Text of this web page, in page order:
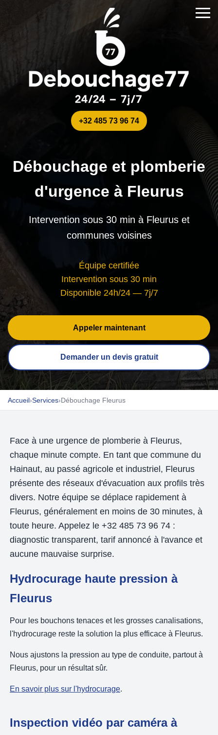
+32 485 73 96 74
Débouchage et plomberie
d'urgence à Fleurus
Intervention sous 30 min à Fleurus et
communes voisines
Équipe certifiée
Intervention sous 30 min
Disponible 24h/24 — 7j/7
Appeler maintenant
Demander un devis gratuit
Accueil›Services›Débouchage Fleurus
Face à une urgence de plomberie à Fleurus,
chaque minute compte. En tant que commune du
Hainaut, au passé agricole et industriel, Fleurus
présente des réseaux d'évacuation aux profils très
divers. Notre équipe se déplace rapidement à
Fleurus, généralement en moins de 30 minutes, à
toute heure. Appelez le +32 485 73 96 74 :
diagnostic transparent, tarif annoncé à l'avance et
aucune mauvaise surprise.
Hydrocurage haute pression à
Fleurus
Pour les bouchons tenaces et les grosses canalisations,
l'hydrocurage reste la solution la plus efficace à Fleurus.
Nous ajustons la pression au type de conduite, partout à
Fleurus, pour un résultat sûr.
En savoir plus sur l'hydrocurage.
Inspection vidéo par caméra à